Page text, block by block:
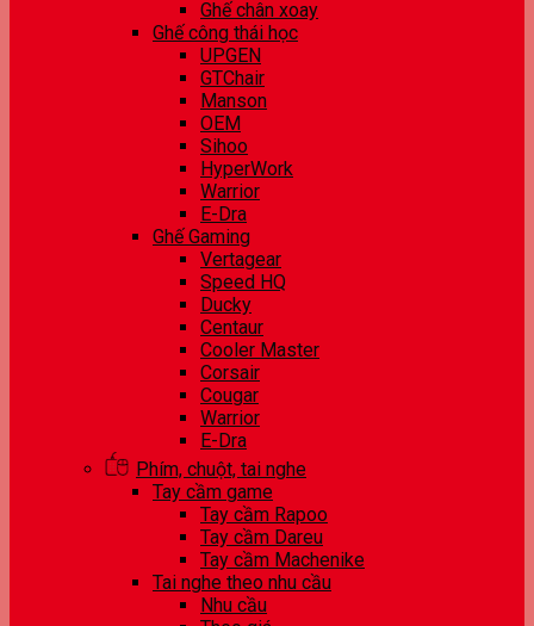
Ghế chân xoay
Ghế công thái học
UPGEN
GTChair
Manson
OEM
Sihoo
HyperWork
Warrior
E-Dra
Ghế Gaming
Vertagear
Speed HQ
Ducky
Centaur
Cooler Master
Corsair
Cougar
Warrior
E-Dra
Phím, chuột, tai nghe
Tay cầm game
Tay cầm Rapoo
Tay cầm Dareu
Tay cầm Machenike
Tai nghe theo nhu cầu
Nhu cầu